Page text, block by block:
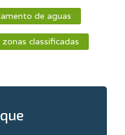
de aguas
zonas classificadas